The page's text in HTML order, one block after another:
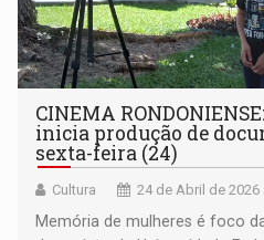
CINEMA
inicia produção de
sexta-feira (24)
Cultura 24 de Abril de 2026
Memória de mulheres é foco